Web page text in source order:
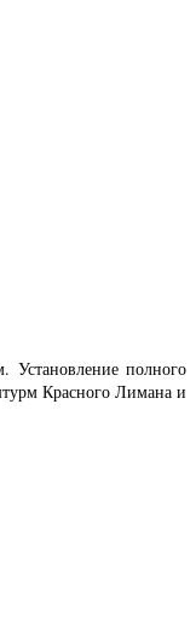
Установление полного
Красного Лимана и